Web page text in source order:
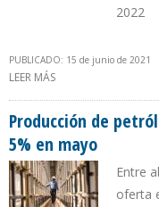
2022
PUBLICADO: 15 de junio de 2021
LEER MÁS
Producción de
5% en mayo
Entre
oferta